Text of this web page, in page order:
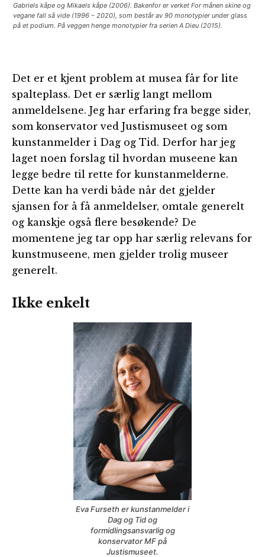
Gabriels kåpe og Mikaels kåpe (2006). Bakenfor er verket For månen skine og
vegane fall så vide (1996 – 2020), som består av 90 monotypier under glass
på et podium. På veggen henge monotypier fra serien A Dieu (2015).
Det er et kjent problem at musea får for lite
spalteplass. Det er særlig langt mellom
anmeldelsene. Jeg har erfaring fra begge sider,
som konservator ved Justismuseet og som
kunstanmelder i Dag og Tid. Derfor har jeg
laget noen forslag til hvordan museene kan
legge bedre til rette for kunstanmelderne.
Dette kan ha verdi både når det gjelder
sjansen for å få anmeldelser, omtale generelt
og kanskje også flere besøkende? De
momentene jeg tar opp har særlig relevans for
kunstmuseene, men gjelder trolig museer
generelt.
Ikke enkelt
Eva Furseth er kunstanmelder i
Dag og Tid og
formidlingsansvarlig og
konservator MF på
Justismuseet.